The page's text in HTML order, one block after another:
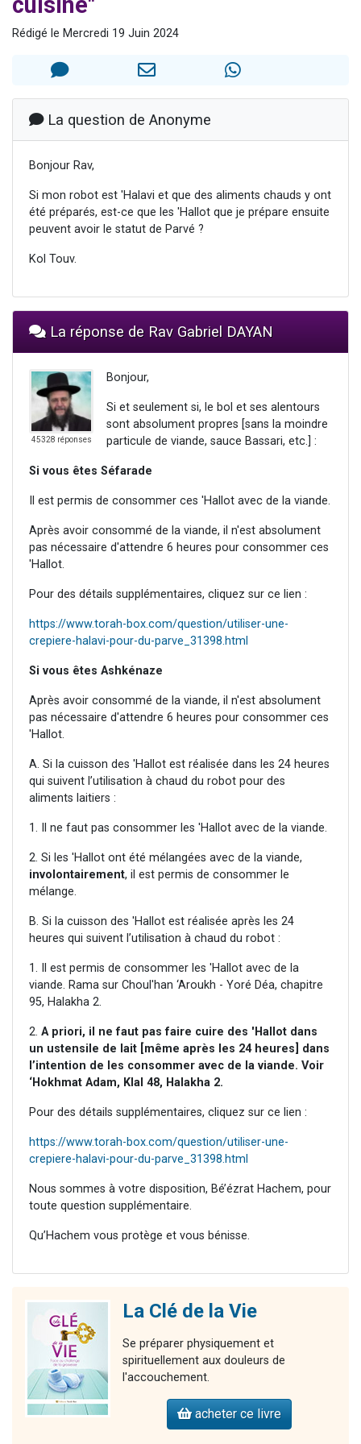
Il reste 49 places pour étudier en groupe sur Zoom
Ariel vient de donner son Maasser
Rédigé le Mercredi 19 Juin 2024
La question de Anonyme
Bonjour Rav,
Si mon robot est 'Halavi et que des aliments chauds y ont
été préparés, est-ce que les 'Hallot que je prépare ensuite
peuvent avoir le statut de Parvé ?
Kol Touv.
La réponse de Rav Gabriel DAYAN
45328 réponses
Bonjour,
Si et seulement si, le bol et ses alentours
sont absolument propres [sans la moindre
particule de viande, sauce Bassari, etc.] :
Si vous êtes Séfarade
Il est permis de consommer ces 'Hallot avec de la viande.
Après avoir consommé de la viande, il n'est absolument
pas nécessaire d'attendre 6 heures pour consommer ces
'Hallot.
Pour des détails supplémentaires, cliquez sur ce lien :
https://www.torah-box.com/question/utiliser-une-
crepiere-halavi-pour-du-parve_31398.html
Si vous êtes Ashkénaze
Après avoir consommé de la viande, il n'est absolument
pas nécessaire d'attendre 6 heures pour consommer ces
'Hallot.
A. Si la cuisson des 'Hallot est réalisée dans les 24 heures
qui suivent l’utilisation à chaud du robot pour des
aliments laitiers :
1. Il ne faut pas consommer les 'Hallot avec de la viande.
2. Si les 'Hallot ont été mélangées avec de la viande,
involontairement, il est permis de consommer le
mélange.
B. Si la cuisson des 'Hallot est réalisée après les 24
heures qui suivent l’utilisation à chaud du robot :
1. Il est permis de consommer les 'Hallot avec de la
viande. Rama sur Choul'han ‘Aroukh - Yoré Déa, chapitre
95, Halakha 2.
2. A priori, il ne faut pas faire cuire des 'Hallot dans
un ustensile de lait [même après les 24 heures] dans
l’intention de les consommer avec de la viande. Voir
‘Hokhmat Adam, Klal 48, Halakha 2.
Pour des détails supplémentaires, cliquez sur ce lien :
https://www.torah-box.com/question/utiliser-une-
crepiere-halavi-pour-du-parve_31398.html
Nous sommes à votre disposition, Bé’ézrat Hachem, pour
toute question supplémentaire.
Qu’Hachem vous protège et vous bénisse.
La Clé de la Vie
Se préparer physiquement et
spirituellement aux douleurs de
l'accouchement.
acheter ce livre